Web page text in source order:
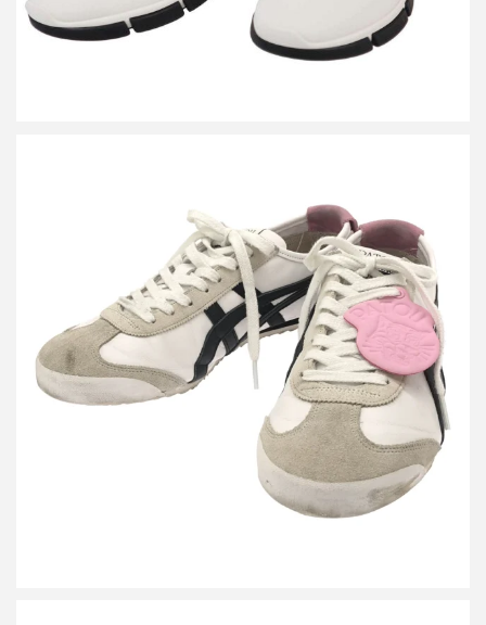
オニツカタイガー パトゥ Mexico 66 スニーカー
買取金額9,600円